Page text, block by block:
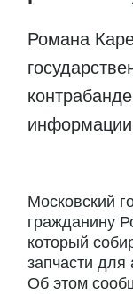
Романа
информации
Московский
гражданину
который
запчасти для
Об этом